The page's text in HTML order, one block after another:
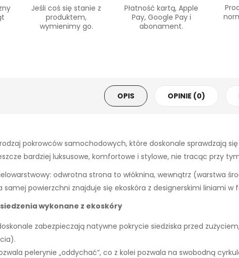
Jeśli coś się stanie z
produktem,
wymienimy go.
Płatność kartą, Apple
Pay, Google Pay i
abonament.
OPIS OPINIE (0)
pokrowców samochodowych, które doskonale sprawdzają
bardziej luksusowe, komfortowe i stylowe, nie tracąc przy
odwrotna strona to włóknina, wewnątrz (warstwa
powierzchni znajduje się ekoskóra z designerskimi liniami w
wykonane z ekoskóry
zabezpieczają natywne pokrycie siedziska przed
pelerynie „oddychać”, co z kolei pozwala na swobodną